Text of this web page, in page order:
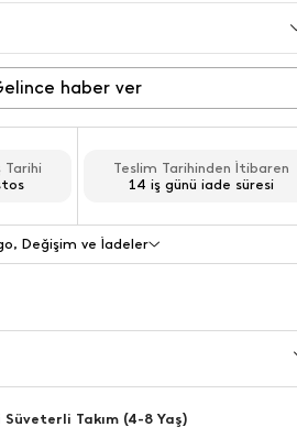
Gelince haber ver
Gelince haber ver
Gelince haber ver
haber ver
Tarihi
Teslim Tarihinden İtibaren
14 iş günü iade süresi
Değişim ve İadeler
Süveterli Takım (4-8 Yaş)